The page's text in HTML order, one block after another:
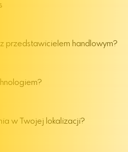
przedstawicielem handlowym?
w Twojej lokalizacji?